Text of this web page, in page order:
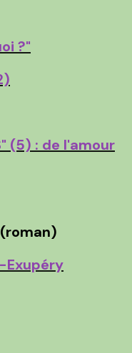
?"
(5) : de l'amour
(roman)
Exupéry